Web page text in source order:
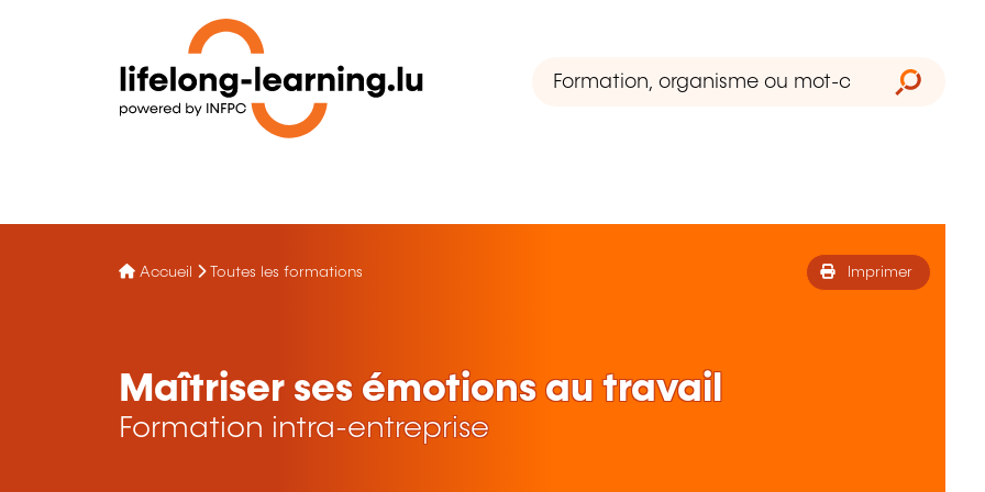
Accueil Toutes les formations Imprimer
Maîtriser ses émotions au travail
Formation intra-entreprise